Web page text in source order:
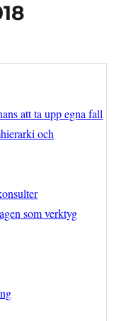
att ta upp egna fall
och
som verktyg